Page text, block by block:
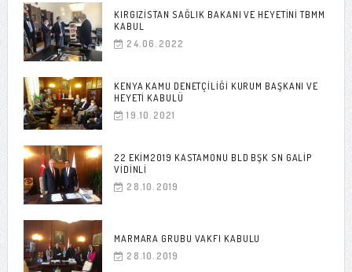
KIRGIZISTAN SAĞLIK BAKANI VE HEYETINI TBMM
KABUL
24.06.2022
KENYA KAMU DENETÇILIĞI KURUM BAŞKANI VE
HEYETI KABULÜ
19.10.2021
22 EKIM2019 KASTAMONU BLD BŞK SN GALIP
VIDINLI
28.10.2019
MARMARA GRUBU VAKFI KABULU
28.10.2019